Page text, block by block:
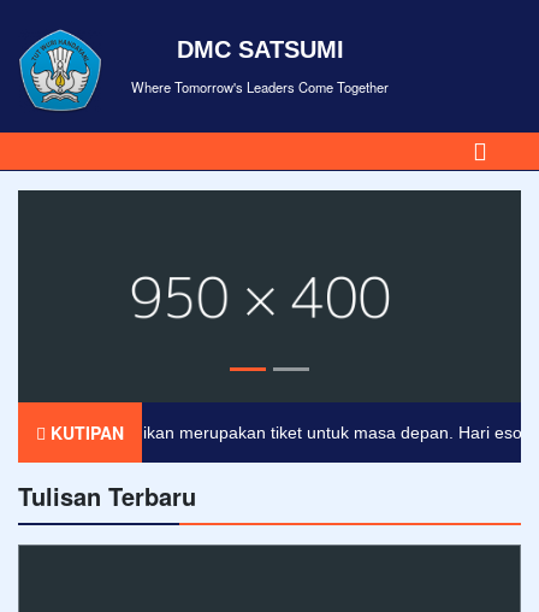
DMC SATSUMI
Where Tomorrow's Leaders Come Together
KUTIPAN
Pendidikan merupakan tiket untuk masa depan. Hari esok
Tulisan Terbaru